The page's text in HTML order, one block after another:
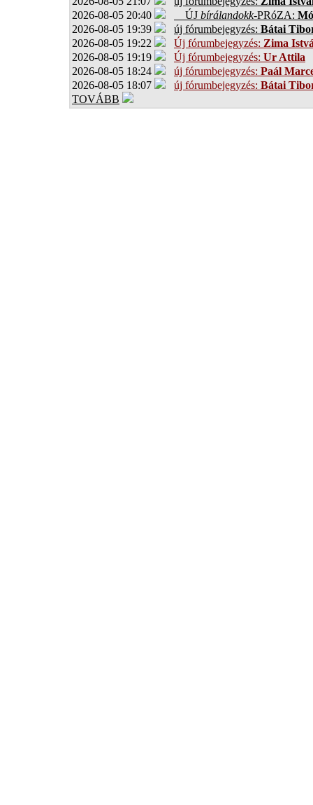
2026-08-05 20:40
ÚJ bírálandokk-PRóZA:
2026-08-05 19:39
új fórumbejegyzés: Bátai
2026-08-05 19:22
Új fórumbejegyzés: Zima
2026-08-05 19:19
Új fórumbejegyzés: Ur Attila
2026-08-05 18:24
új fórumbejegyzés: Paál
2026-08-05 18:07
új fórumbejegyzés: Bátai
TOVÁBB